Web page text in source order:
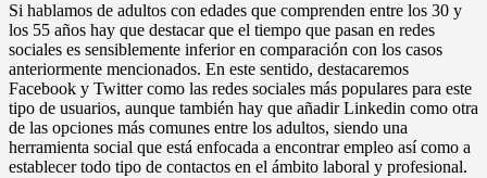
Si hablamos de adultos con edades que comprenden entre los 30 y
los 55 años hay que destacar que el tiempo que pasan en redes
sociales es sensiblemente inferior en comparación con los casos
anteriormente mencionados. En este sentido, destacaremos
Facebook y Twitter como las redes sociales más populares para este
tipo de usuarios, aunque también hay que añadir Linkedin como otra
de las opciones más comunes entre los adultos, siendo una
herramienta social que está enfocada a encontrar empleo así como a
establecer todo tipo de contactos en el ámbito laboral y profesional.